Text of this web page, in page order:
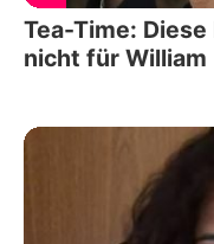
Tea-Time:
nicht für William